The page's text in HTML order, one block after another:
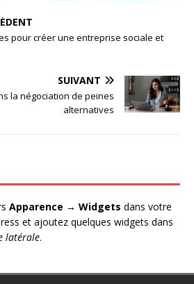
pour créer une entreprise sociale et
SUIVANT
la négociation de peines
alternatives
Apparence → Widgets dans votre
et ajoutez quelques widgets dans
latérale.